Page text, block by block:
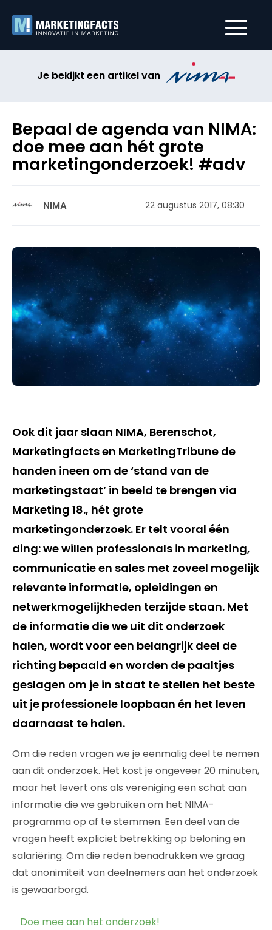
Je bekijkt een artikel van
Bepaal de agenda van NIMA:
doe mee aan hét grote
marketingonderzoek! #adv
NIMA 22 augustus 2017, 08:30
Ook dit jaar slaan NIMA, Berenschot,
Marketingfacts en MarketingTribune de
handen ineen om de ‘stand van de
marketingstaat’ in beeld te brengen via
Marketing 18., hét grote
marketingonderzoek. Er telt vooral één
ding: we willen professionals in marketing,
communicatie en sales met zoveel mogelijk
relevante informatie, opleidingen en
netwerkmogelijkheden terzijde staan. Met
de informatie die we uit dit onderzoek
halen, wordt voor een belangrijk deel de
richting bepaald en worden de paaltjes
geslagen om je in staat te stellen het beste
uit je professionele loopbaan én het leven
daarnaast te halen.
Om die reden vragen we je eenmalig deel te nemen
aan dit onderzoek. Het kost je ongeveer 20 minuten,
maar het levert ons als vereniging een schat aan
informatie die we gebruiken om het NIMA-
programma op af te stemmen. Een deel van de
vragen heeft expliciet betrekking op beloning en
salariëring. Om die reden benadrukken we graag
dat anonimiteit van deelnemers aan het onderzoek
is gewaarborgd.
Doe mee aan het onderzoek!